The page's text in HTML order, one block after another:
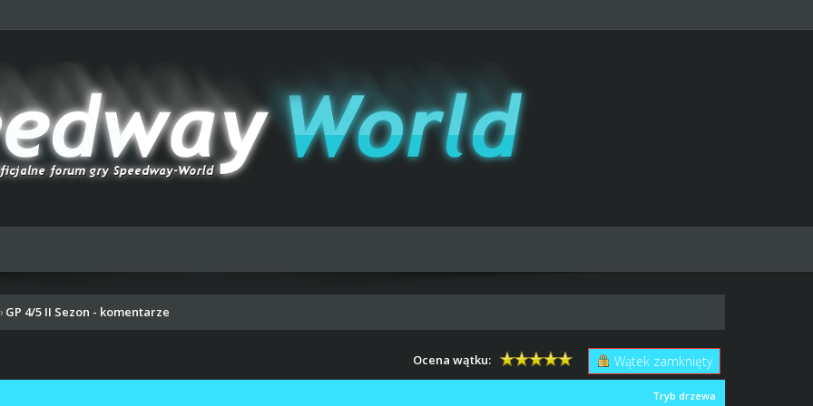
› GP 4/5 II Sezon - komentarze
Wątek zamknięty
Ocena wątku:
Tryb drzewa